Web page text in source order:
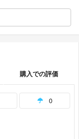
購入での評価
0